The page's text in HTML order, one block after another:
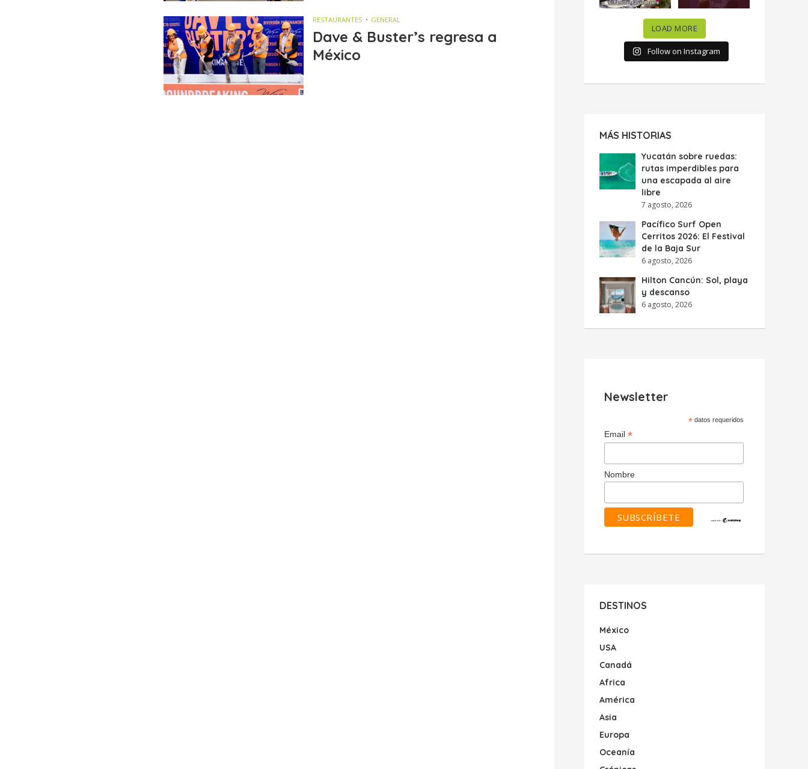
RESTAURANTES GENERAL
Dave & Buster’s regresa a
México
LOAD MORE
Follow on Instagram
MÁS HISTORIAS
Yucatán sobre ruedas:
rutas imperdibles para
una escapada al aire
libre
7 agosto, 2026
Pacífico Surf Open
Cerritos 2026: El Festival
de la Baja Sur
6 agosto, 2026
Hilton Cancún: Sol, playa
y descanso
6 agosto, 2026
Newsletter
* datos requeridos
Email *
Nombre
DESTINOS
México
USA
Canadá
Africa
América
Asia
Europa
Oceanía